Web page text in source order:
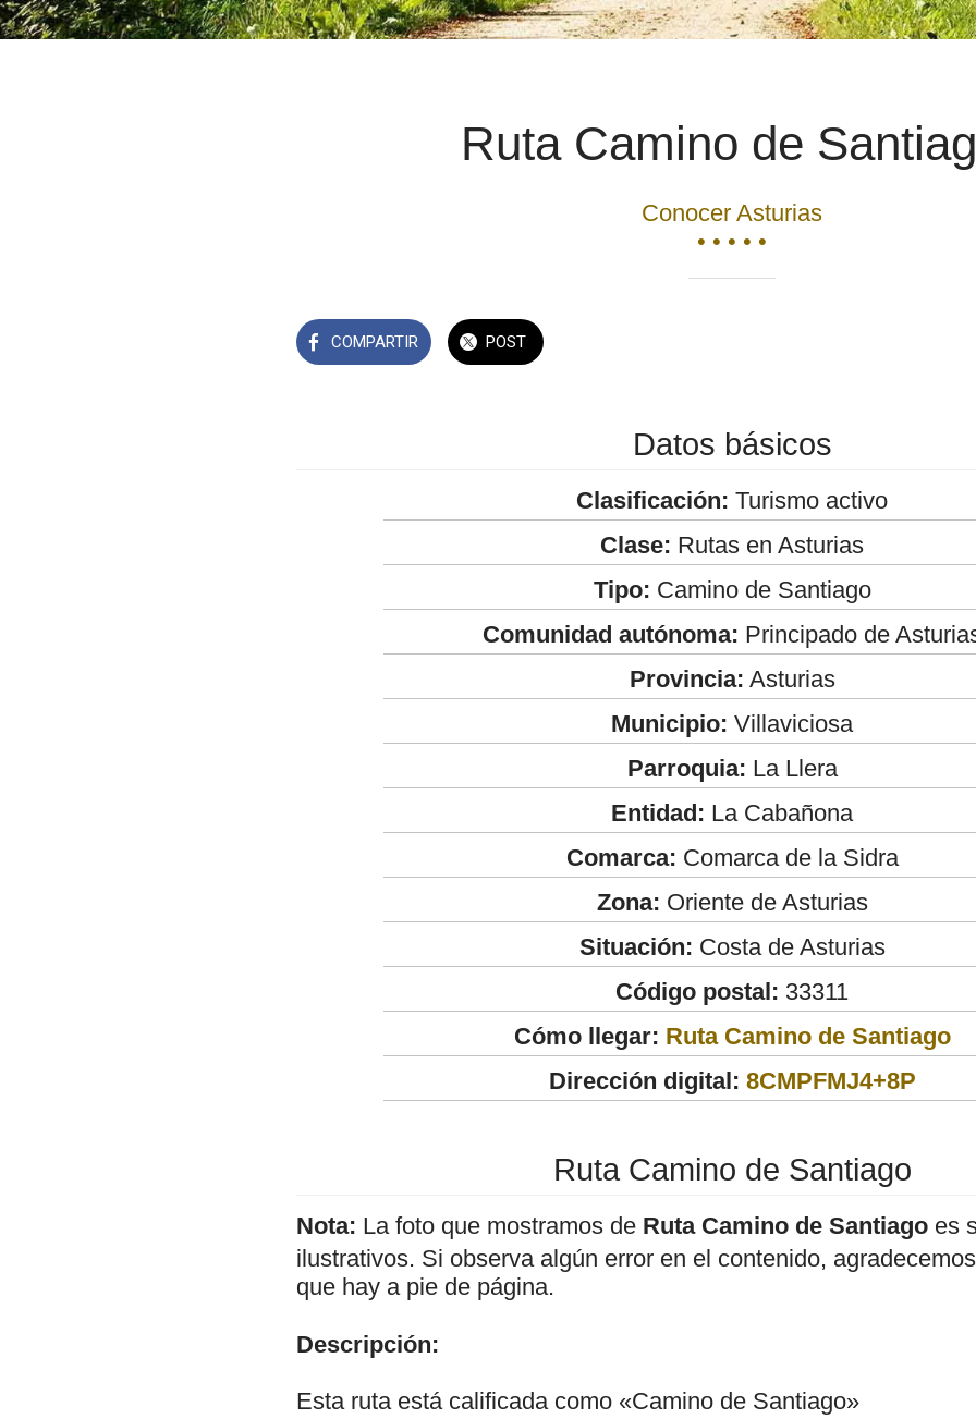
Ruta Camino de
Conocer Asturias
• • • • •
COMPARTIR POST
Datos básicos
Clasificación: Turismo activo
Clase: Rutas en Asturias
Tipo: Camino de Santiago
Comunidad autónoma: Principado de
Provincia: Asturias
Municipio: Villaviciosa
Parroquia: La Llera
Entidad: La Cabañona
Comarca: Comarca de la Sidra
Zona: Oriente de Asturias
Situación: Costa de Asturias
Código postal: 33311
Cómo llegar: Ruta Camino de Santiago
Dirección digital: 8CMPFMJ4+8P
Ruta Camino de Santiago
Nota: La foto que mostramos de Ruta Camino de Santiago es
ilustrativos. Si observa algún error en el contenido,
que hay a pie de página.
Descripción:
Esta ruta está calificada como «Camino de Santiago»